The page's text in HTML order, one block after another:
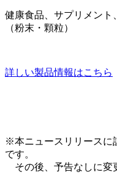
健康食品、サプリメント
（粉末・顆粒）
詳しい製品情報はこちら
※本ニュースリリースに
です。
その後、予告なしに変